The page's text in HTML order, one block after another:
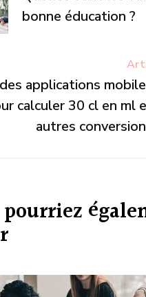
bonne éducation ?
applications
calculer 30 cl en ml
autres